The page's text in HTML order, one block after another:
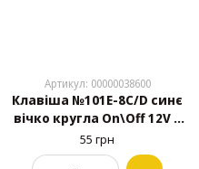
Артикул: 00000038600
Клавіша №101Е-8С/D синє
вічко кругла On\Off 12V 3
конт 2 поклад
55 грн